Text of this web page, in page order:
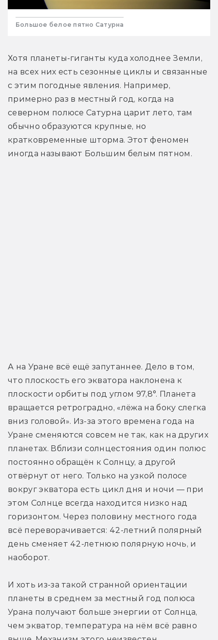
Большое белое пятно Сатурна
Хотя планеты-гиганты куда холоднее Земли,
на всех них есть сезонные циклы и связанные
с этим погодные явления. Например,
примерно раз в местный год, когда на
северном полюсе Сатурна царит лето, там
обычно образуются крупные, но
кратковременные шторма. Этот феномен
иногда называют Большим белым пятном.
А на Уране всё ещё запутаннее. Дело в том,
что плоскость его экватора наклонена к
плоскости орбиты под углом 97,8°. Планета
вращается ретроградно, «лёжа на боку слегка
вниз головой». Из-за этого времена года на
Уране сменяются совсем не так, как на других
планетах. Вблизи солнцестояния один полюс
постоянно обращён к Солнцу, а другой
отвёрнут от него. Только на узкой полосе
вокруг экватора есть цикл дня и ночи — при
этом Солнце всегда находится низко над
горизонтом. Через половину местного года
всё переворачивается: 42-летний полярный
день сменяет 42-летнюю полярную ночь, и
наоборот.
И хоть из-за такой странной ориентации
планеты в среднем за местный год полюса
Урана получают больше энергии от Солнца,
чем экватор, температура на нём всё равно